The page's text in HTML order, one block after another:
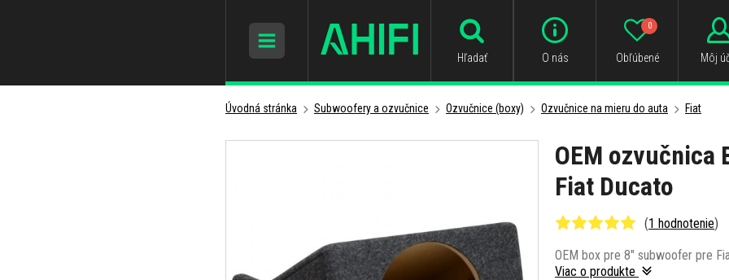
Hľadať O nás Obľúbené
0
Môj
Úvodná stránka Subwoofery a ozvučnice Ozvučnice (boxy) Ozvučnice na mieru do auta Fiat
OEM ozvučnica
Fiat Ducato
(1 hodnotenie)
OEM box pre 8" subwoofer pre
Viac o produkte